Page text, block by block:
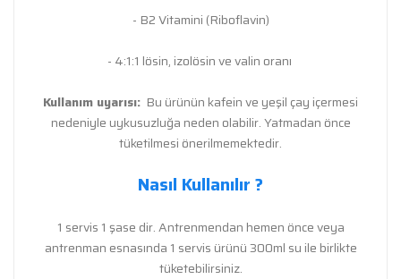
- B2 Vitamini (Riboflavin)
- 4:1:1 lösin, izolösin ve valin oranı
Kullanım uyarısı: Bu ürünün kafein ve yeşil çay içermesi
nedeniyle uykusuzluğa neden olabilir. Yatmadan önce
tüketilmesi önerilmemektedir.
Nasıl Kullanılır ?
1 servis 1 şase dir. Antrenmendan hemen önce veya
antrenman esnasında 1 servis ürünü 300ml su ile birlikte
tüketebilirsiniz.